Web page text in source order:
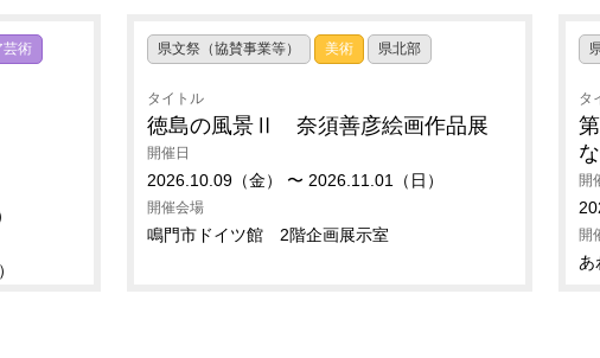
芸術 県文祭（協賛事業等） 美術 県北部
タイトル
徳島の風景Ⅱ 奈須善彦絵画作品展
開催日
2026.10.09（金） 〜 2026.11.01（日）
開催会場
鳴門市ドイツ館 2階企画展示室
タ
開
開
あ